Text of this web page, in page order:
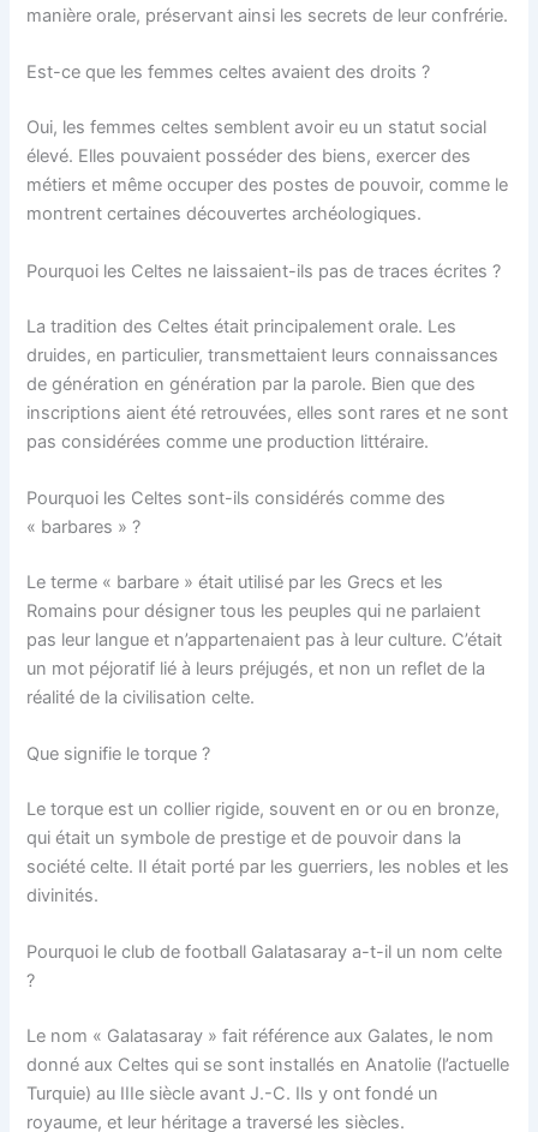
manière orale, préservant ainsi les secrets de leur confrérie.
Est-ce que les femmes celtes avaient des droits ?
Oui, les femmes celtes semblent avoir eu un statut social
élevé. Elles pouvaient posséder des biens, exercer des
métiers et même occuper des postes de pouvoir, comme le
montrent certaines découvertes archéologiques.
Pourquoi les Celtes ne laissaient-ils pas de traces écrites ?
La tradition des Celtes était principalement orale. Les
druides, en particulier, transmettaient leurs connaissances
de génération en génération par la parole. Bien que des
inscriptions aient été retrouvées, elles sont rares et ne sont
pas considérées comme une production littéraire.
Pourquoi les Celtes sont-ils considérés comme des
« barbares » ?
Le terme « barbare » était utilisé par les Grecs et les
Romains pour désigner tous les peuples qui ne parlaient
pas leur langue et n’appartenaient pas à leur culture. C’était
un mot péjoratif lié à leurs préjugés, et non un reflet de la
réalité de la civilisation celte.
Que signifie le torque ?
Le torque est un collier rigide, souvent en or ou en bronze,
qui était un symbole de prestige et de pouvoir dans la
société celte. Il était porté par les guerriers, les nobles et les
divinités.
Pourquoi le club de football Galatasaray a-t-il un nom celte
?
Le nom « Galatasaray » fait référence aux Galates, le nom
donné aux Celtes qui se sont installés en Anatolie (l’actuelle
Turquie) au IIIe siècle avant J.-C. Ils y ont fondé un
royaume, et leur héritage a traversé les siècles.